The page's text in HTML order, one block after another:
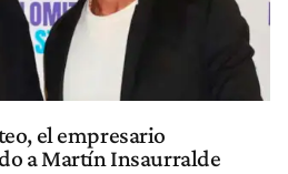
el empresario
a Martín Insaurralde